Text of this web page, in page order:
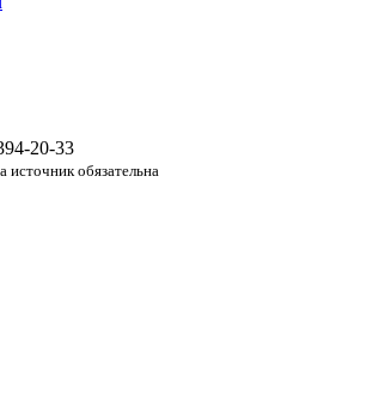
20-33
источник обязательна